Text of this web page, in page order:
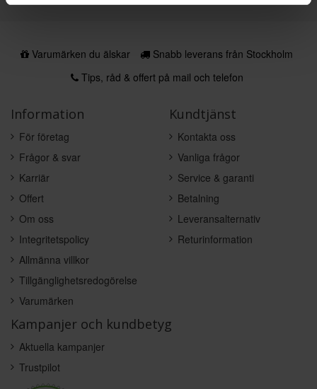
Varumärken du älskar
Snabb leverans från Stockholm
Tips, råd & offert på mail och telefon
Information
För företag
Frågor & svar
Karriär
Offert
Om oss
Integritetspolicy
Allmänna villkor
Tillgänglighetsredogörelse
Varumärken
Kundtjänst
Kontakta oss
Vanliga frågor
Service & garanti
Betalning
Leveransalternativ
Returinformation
Kampanjer och kundbetyg
Aktuella kampanjer
Trustpilot